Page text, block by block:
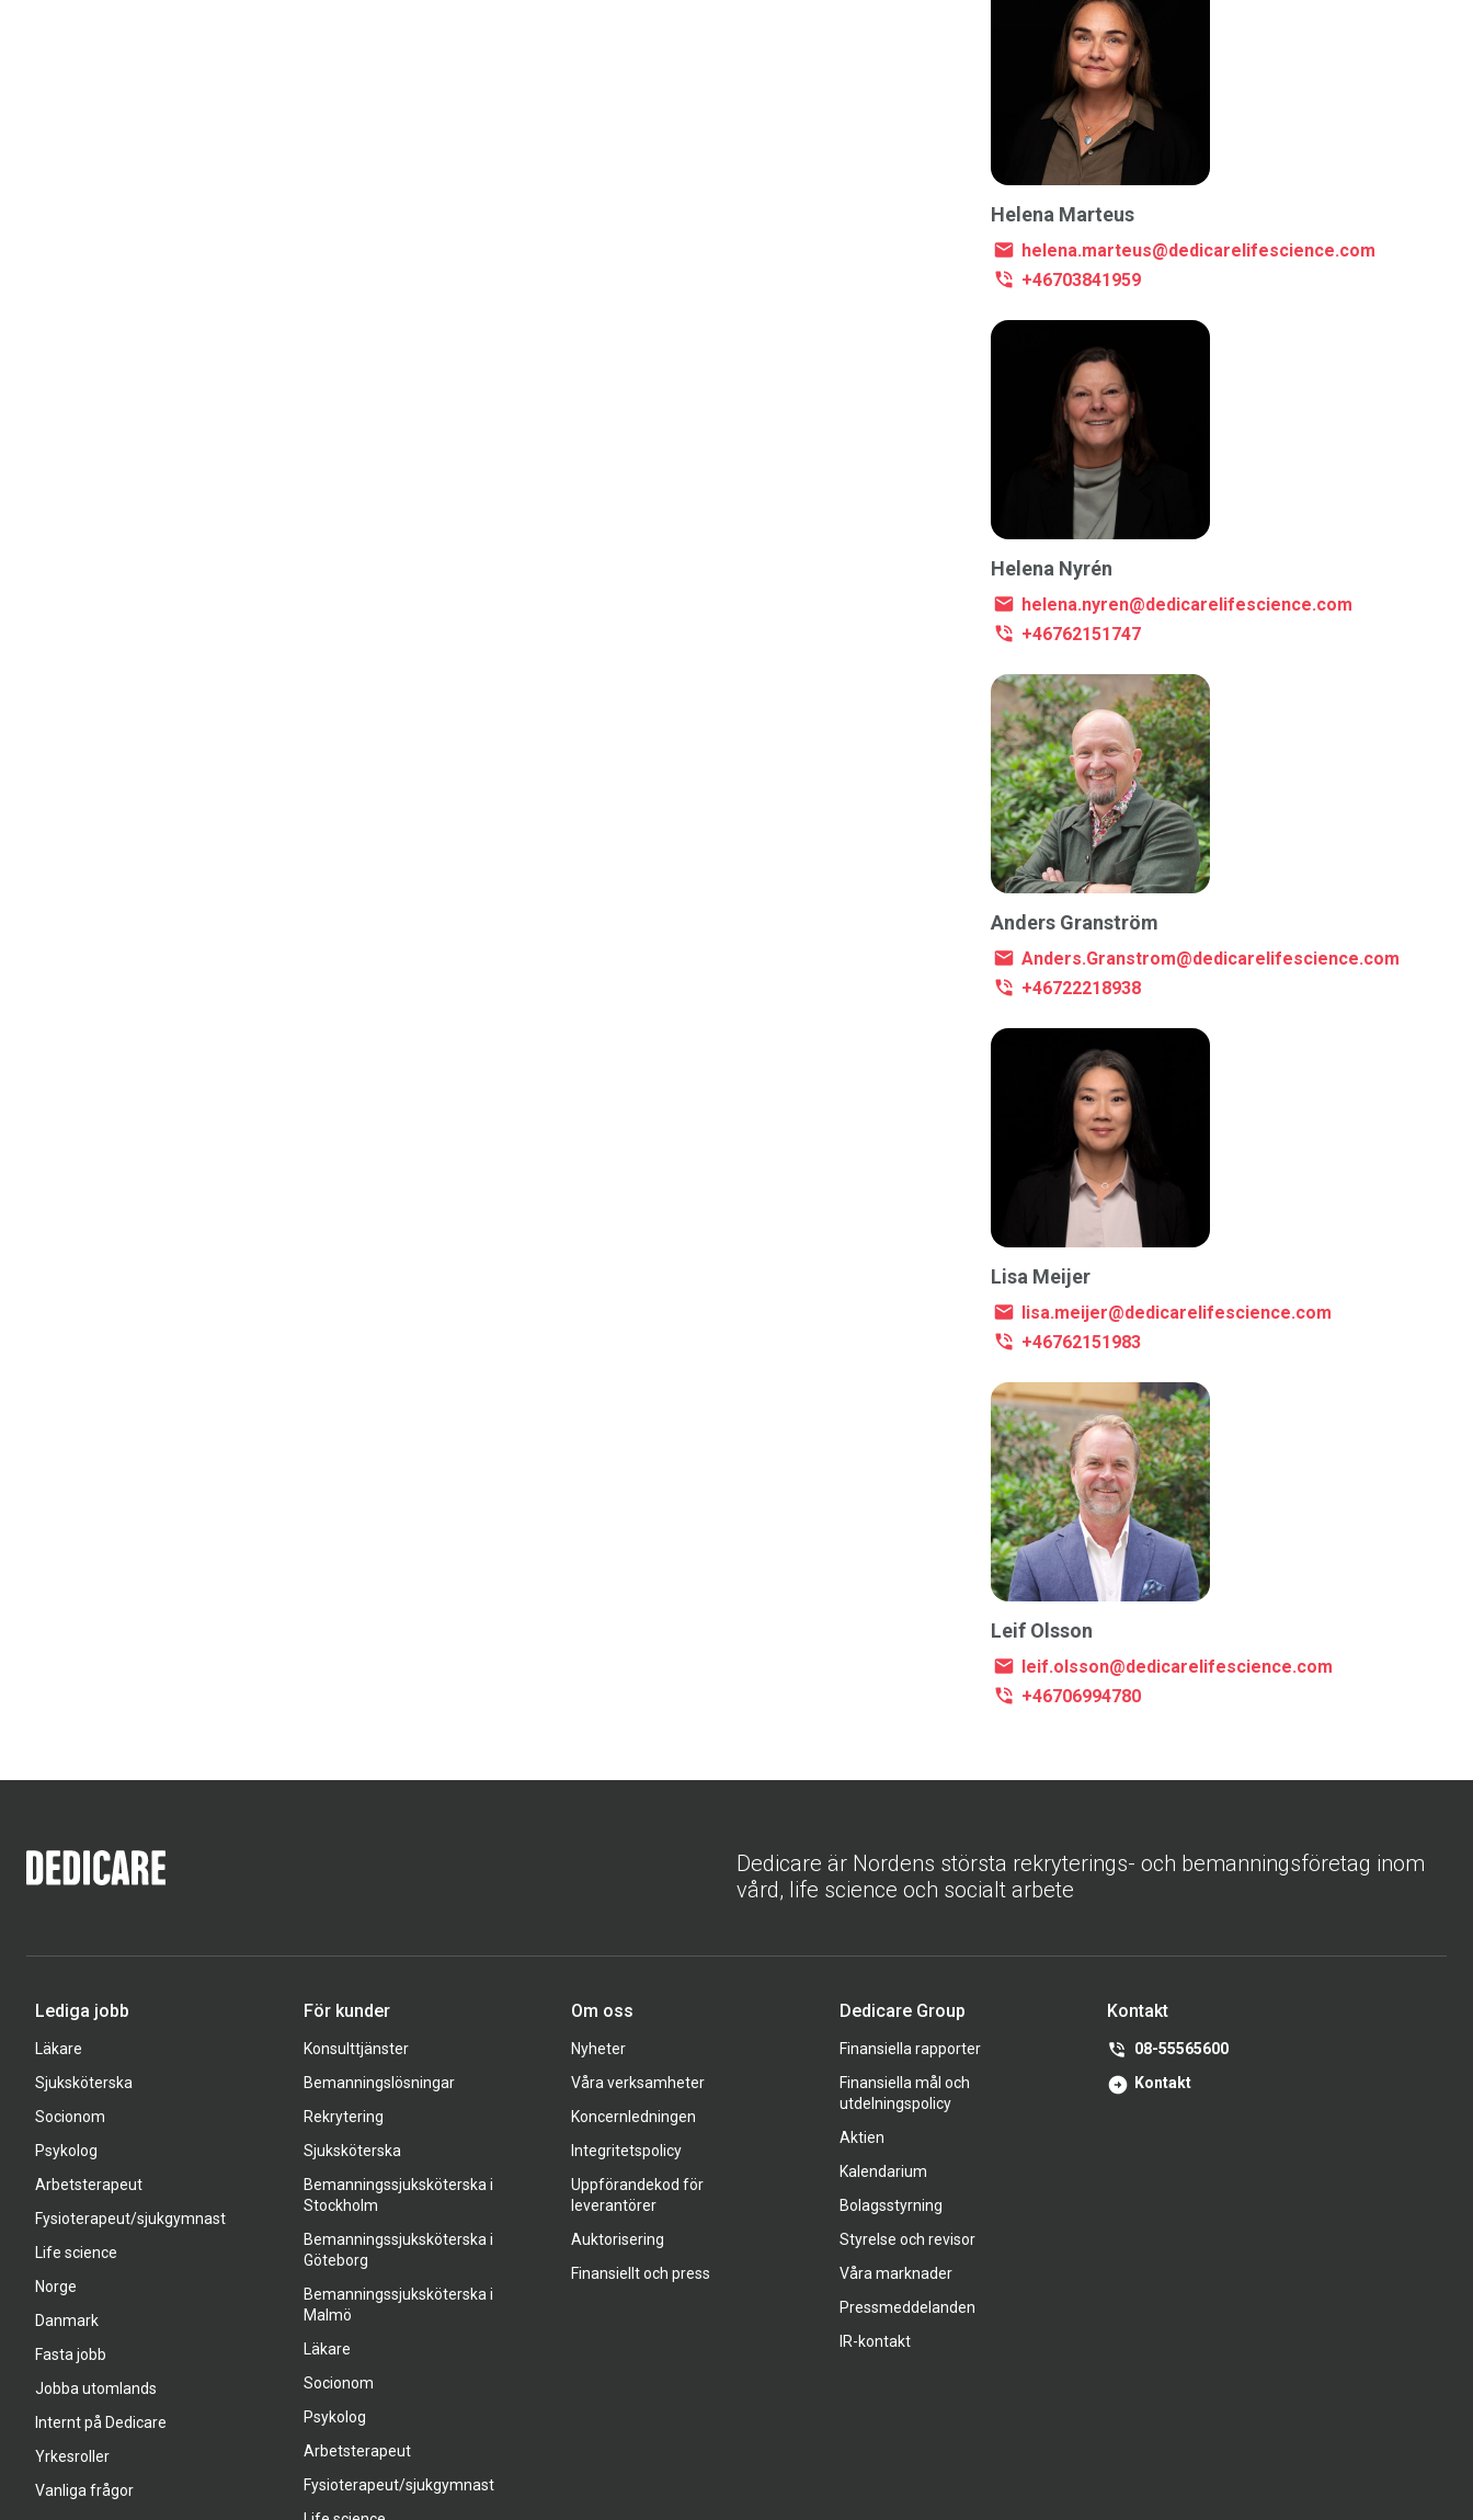
Helena Marteus
helena.marteus@dedicarelifescience.com
+46703841959
Helena Nyrén
helena.nyren@dedicarelifescience.com
+46762151747
Anders Granström
Anders.Granstrom@dedicarelifescience.com
+46722218938
Lisa Meijer
lisa.meijer@dedicarelifescience.com
+46762151983
Leif Olsson
leif.olsson@dedicarelifescience.com
+46706994780
Dedicare är Nordens största rekryterings- och bemanningsföretag inom
vård, life science och socialt arbete
Lediga jobb
Läkare
Sjuksköterska
Socionom
Psykolog
Arbetsterapeut
Fysioterapeut/sjukgymnast
Life science
Norge
Danmark
Fasta jobb
Jobba utomlands
Internt på Dedicare
Yrkesroller
Vanliga frågor
För kunder
Konsulttjänster
Bemanningslösningar
Rekrytering
Sjuksköterska
Bemanningssjuksköterska i
Stockholm
Bemanningssjuksköterska i
Göteborg
Bemanningssjuksköterska i
Malmö
Läkare
Socionom
Psykolog
Arbetsterapeut
Fysioterapeut/sjukgymnast
Om oss
Nyheter
Våra verksamheter
Koncernledningen
Integritetspolicy
Uppförandekod för
leverantörer
Auktorisering
Finansiellt och press
Dedicare Group
Finansiella rapporter
Finansiella mål och
utdelningspolicy
Aktien
Kalendarium
Bolagsstyrning
Styrelse och revisor
Våra marknader
Pressmeddelanden
IR-kontakt
Kontakt
08-55565600
Kontakt